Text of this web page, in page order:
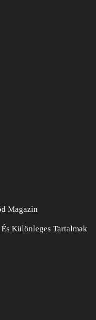
Magazin
Különleges Tartalmak